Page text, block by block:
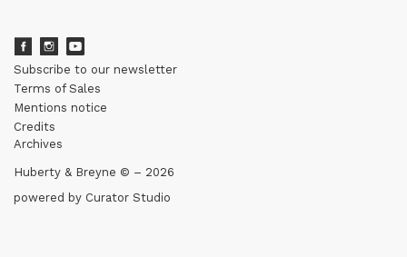
Subscribe to our newsletter
Terms of Sales
Mentions notice
Credits
Archives
Huberty & Breyne © – 2026
powered by Curator Studio